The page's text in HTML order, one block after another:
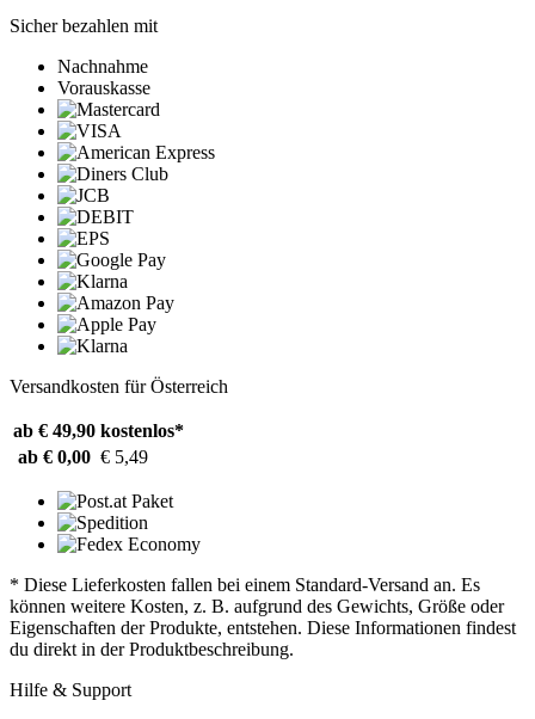
Sicher bezahlen mit
Nachnahme
Vorauskasse
Versandkosten für Österreich
ab € 49,90 kostenlos*
ab € 0,00 € 5,49
* Diese Lieferkosten fallen bei einem Standard-Versand an. Es
können weitere Kosten, z. B. aufgrund des Gewichts, Größe oder
Eigenschaften der Produkte, entstehen. Diese Informationen findest
du direkt in der Produktbeschreibung.
Hilfe & Support